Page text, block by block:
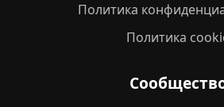
Политика
Политика